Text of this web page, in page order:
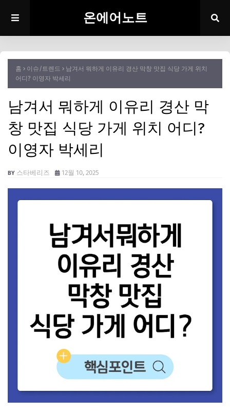
온에어노트
홈 이슈/트렌드
남겨서 뭐하게 이유리 경산 막창 맛집 식당 가게 위치
어디? 이영자 박세리
남겨서 뭐하게 이유리 경산 막
창 맛집 식당 가게 위치 어디?
이영자 박세리
스타베리즈 12월 10, 2025